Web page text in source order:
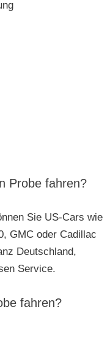
Probe fahren?
Sie US-Cars wie
GMC oder Cadillac
Deutschland,
Service.
fahren?